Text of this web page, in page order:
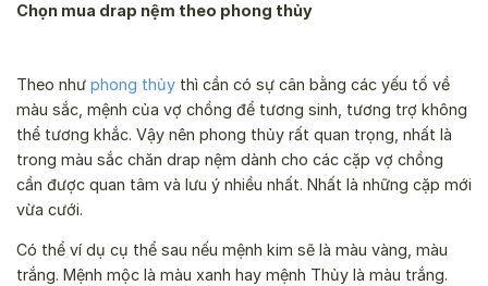
Chọn mua drap nệm theo phong thủy
Theo như phong thủy thì cần có sự cân bằng các yếu tố về
màu sắc, mệnh của vợ chồng để tương sinh, tương trợ không
thể tương khắc. Vậy nên phong thủy rất quan trọng, nhất là
trong màu sắc chăn drap nệm dành cho các cặp vợ chồng
cần được quan tâm và lưu ý nhiều nhất. Nhất là những cặp mới
vừa cưới.
Có thể ví dụ cụ thể sau nếu mệnh kim sẽ là màu vàng, màu
trắng. Mệnh mộc là màu xanh hay mệnh Thủy là màu trắng.